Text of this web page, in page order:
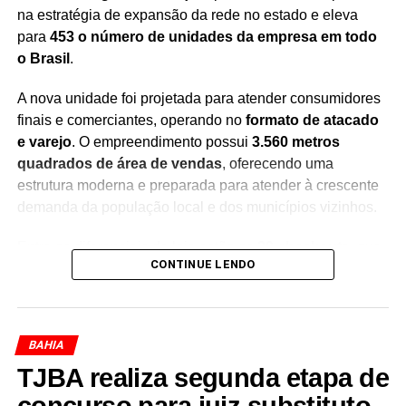
Redação Saiba+
na estratégia de expansão da rede no estado e eleva
para 453 o número de unidades da empresa em todo
o Brasil .
A nova unidade foi projetada para atender consumidores
finais e comerciantes, operando no formato de atacado
e varejo. O empreendimento possui 3.560 metros
quadrados de área de vendas, oferecendo uma
estrutura moderna e preparada para atender à crescente
demanda da população local e dos municípios vizinhos.
Entre os diferenciais da loja estão os20 checkouts
garantem maior agilidade no atendimento, além de um
conforto e comodidade aos clientes durante as compras.
Com a inauguração, a empresa chega à
Bahia, consolidando sua presença no mercado baiano e
reforçando os investimentos em cidades do interior. A
CONTINUE LENDO
BAHIA
TJBA realiza segunda etapa de